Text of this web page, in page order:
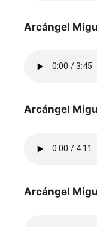
Arcángel
Arcángel
Arcángel